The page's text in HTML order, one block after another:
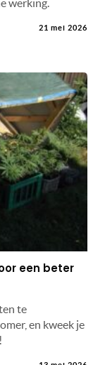
werking.
21 mei 2026
een beter
te
en kweek je